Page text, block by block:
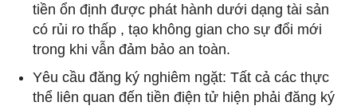
tiền ổn định được phát hành dưới dạng tài sản
có rủi ro thấp , tạo không gian cho sự đổi mới
trong khi vẫn đảm bảo an toàn.
Yêu cầu đăng ký nghiêm ngặt: Tất cả các thực
thể liên quan đến tiền điện tử hiện phải đăng ký